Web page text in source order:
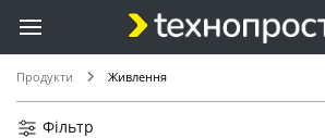
Продукти Живлення
Фільтр